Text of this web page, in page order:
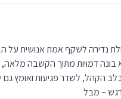
נדירה לשקף אמת אנושית
דמויות מתוך הקשבה מלאה,
הקהל, לשדר פגיעות ואומץ גם
– מבל